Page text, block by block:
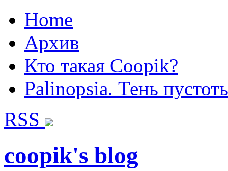
Home
Архив
Кто такая Coopik?
Palinopsia. Тень
RSS
coopik's blog